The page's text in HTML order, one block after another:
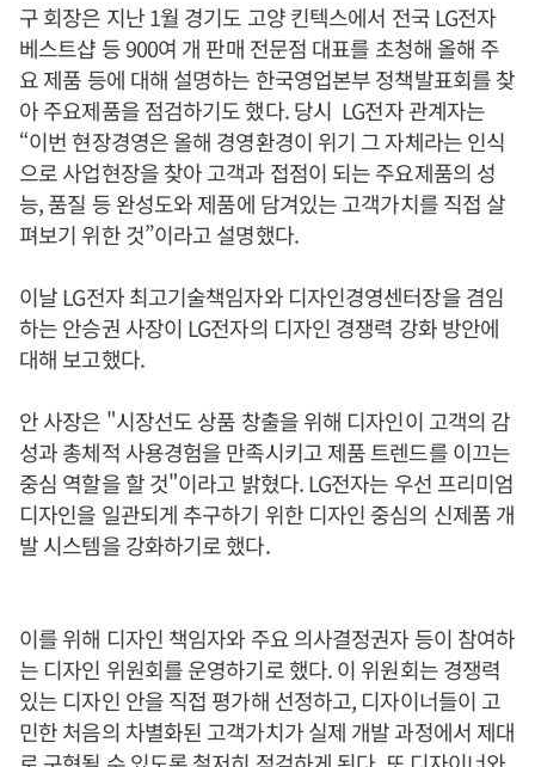
구 회장은 지난 1월 경기도 고양 킨텍스에서 전국 LG전자
베스트샵 등 900여 개 판매 전문점 대표를 초청해 올해 주
요 제품 등에 대해 설명하는 한국영업본부 정책발표회를 찾
아 주요제품을 점검하기도 했다. 당시 LG전자 관계자는
“이번 현장경영은 올해 경영환경이 위기 그 자체라는 인식
으로 사업현장을 찾아 고객과 접점이 되는 주요제품의 성
능, 품질 등 완성도와 제품에 담겨있는 고객가치를 직접 살
펴보기 위한 것”이라고 설명했다.
이날 LG전자 최고기술책임자와 디자인경영센터장을 겸임
하는 안승권 사장이 LG전자의 디자인 경쟁력 강화 방안에
대해 보고했다.
안 사장은 "시장선도 상품 창출을 위해 디자인이 고객의 감
성과 총체적 사용경험을 만족시키고 제품 트렌드를 이끄는
중심 역할을 할 것"이라고 밝혔다. LG전자는 우선 프리미엄
디자인을 일관되게 추구하기 위한 디자인 중심의 신제품 개
발 시스템을 강화하기로 했다.
이를 위해 디자인 책임자와 주요 의사결정권자 등이 참여하
는 디자인 위원회를 운영하기로 했다. 이 위원회는 경쟁력
있는 디자인 안을 직접 평가해 선정하고, 디자이너들이 고
민한 처음의 차별화된 고객가치가 실제 개발 과정에서 제대